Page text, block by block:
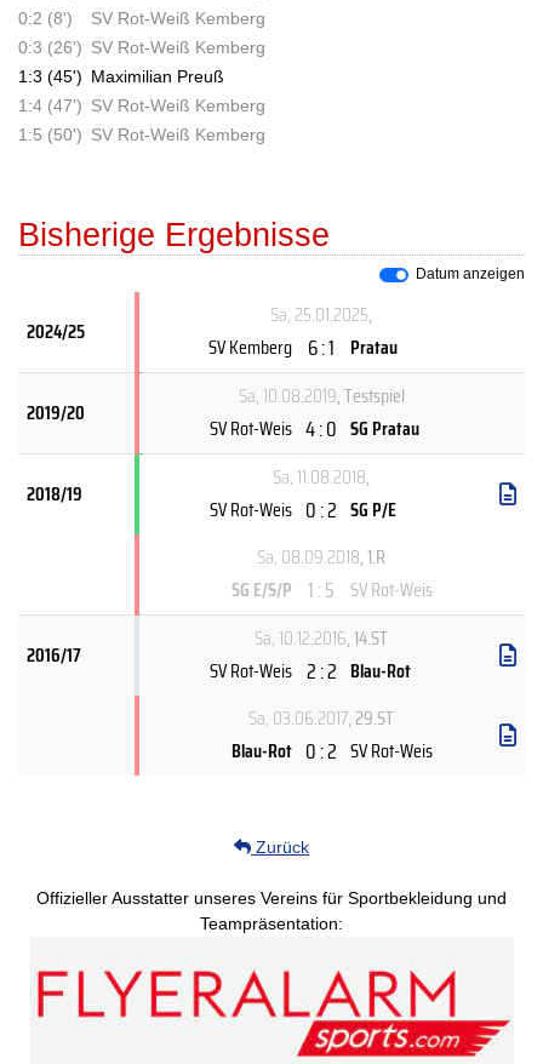
0:2 (8')
SV Rot-Weiß Kemberg
0:3 (26') SV Rot-Weiß Kemberg
1:3 (45') Maximilian Preuß
1:4 (47') SV Rot-Weiß Kemberg
1:5 (50') SV Rot-Weiß Kemberg
Bisherige Ergebnisse
Datum anzeigen
2024/25
Sa, 25.01.2025,
SV Kemberg 6 : 1 Pratau
2019/20
Sa, 10.08.2019, Testspiel
SV Rot-Weis 4 : 0 SG Pratau
2018/19
Sa, 11.08.2018,
SV Rot-Weis 0 : 2 SG P/E
Sa, 08.09.2018, 1.R
SG E/S/P 1 : 5 SV Rot-Weis
2016/17
Sa, 10.12.2016, 14.ST
SV Rot-Weis 2 : 2 Blau-Rot
Sa, 03.06.2017, 29.ST
Blau-Rot 0 : 2 SV Rot-Weis
Zurück
Offizieller Ausstatter unseres Vereins für Sportbekleidung und
Teampräsentation: